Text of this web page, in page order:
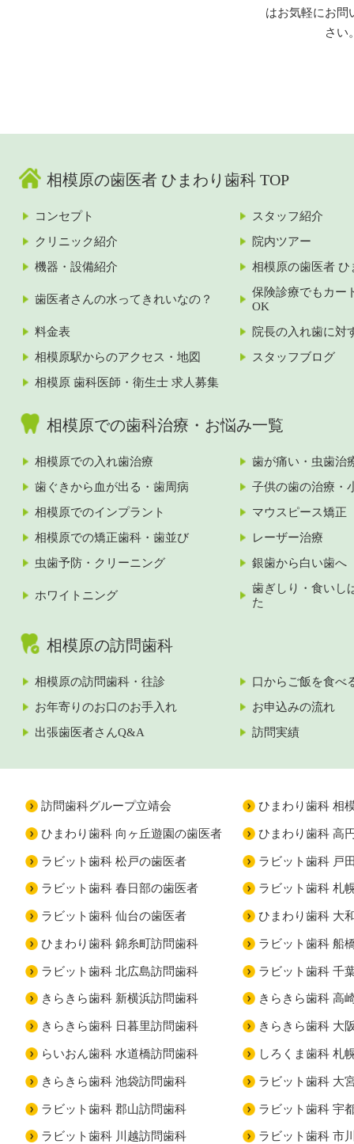
はお気軽にお問
さい
相模原の歯医者 ひまわり歯科 TOP
コンセプト
スタッフ紹介
クリニック紹介
院内ツアー
機器・設備紹介
相模原の歯医者 ひ
歯医者さんの水ってきれいなの？
保険診療でもカー
OK
料金表
院長の入れ歯に対
相模原駅からのアクセス・地図
スタッフブログ
相模原 歯科医師・衛生士 求人募集
相模原での歯科治療・お悩み一覧
相模原での入れ歯治療
歯が痛い・虫歯治
歯ぐきから血が出る・歯周病
子供の歯の治療・
相模原でのインプラント
マウスピース矯正
相模原での矯正歯科・歯並び
レーザー治療
虫歯予防・クリーニング
銀歯から白い歯へ
ホワイトニング
歯ぎしり・食いし
た
相模原の訪問歯科
相模原の訪問歯科・往診
口からご飯を食べ
お年寄りのお口のお手入れ
お申込みの流れ
出張歯医者さんQ&A
訪問実績
訪問歯科グループ立靖会 ひまわり歯科 相
ひまわり歯科 向ヶ丘遊園の歯医者 ひまわり歯科 高
ラビット歯科 松戸の歯医者 ラビット歯科 戸
ラビット歯科 春日部の歯医者 ラビット歯科 札
ラビット歯科 仙台の歯医者 ひまわり歯科 大
ひまわり歯科 錦糸町訪問歯科 ラビット歯科 船
ラビット歯科 北広島訪問歯科 ラビット歯科 千
きらきら歯科 新横浜訪問歯科 きらきら歯科 高
きらきら歯科 日暮里訪問歯科 きらきら歯科 大
らいおん歯科 水道橋訪問歯科 しろくま歯科 札
きらきら歯科 池袋訪問歯科 ラビット歯科 大
ラビット歯科 郡山訪問歯科 ラビット歯科 宇
ラビット歯科 川越訪問歯科 ラビット歯科 市